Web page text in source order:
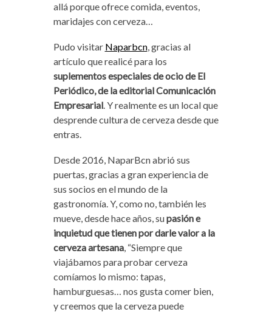
allá porque ofrece comida, eventos,
maridajes con cerveza…
Pudo visitar Naparbcn, gracias al
artículo que realicé para los
suplementos especiales de ocio de El
Periódico, de la editorial Comunicación
Empresarial. Y realmente es un local que
desprende cultura de cerveza desde que
entras.
Desde 2016, NaparBcn abrió sus
puertas, gracias a gran experiencia de
sus socios en el mundo de la
gastronomía. Y, como no, también les
mueve, desde hace años, supasión e
inquietud que tienen por darle valor a la
cerveza artesana, “Siempre que
viajábamos para probar cerveza
comíamos lo mismo: tapas,
hamburguesas… nos gusta comer bien,
y creemos que la cerveza puede